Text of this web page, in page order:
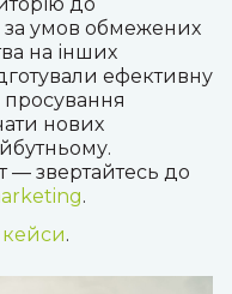
за умов обмежених
на інших
ефективну
нових
— звертайтесь до
.
кейси.